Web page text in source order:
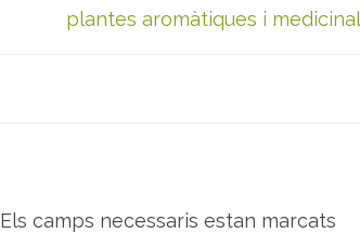
plantes aromàtiques i
Els camps necessaris estan marcats